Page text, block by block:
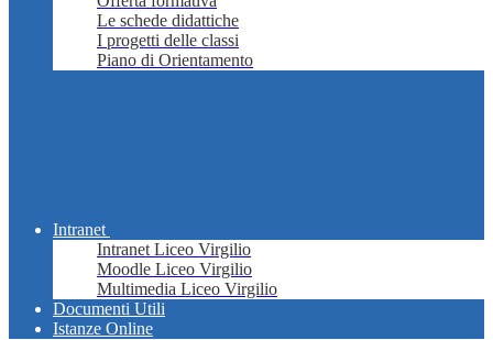
Le schede didattiche
I progetti delle classi
Piano di Orientamento
Intranet
Intranet Liceo Virgilio
Moodle Liceo Virgilio
Multimedia Liceo Virgilio
Documenti Utili
Istanze Online